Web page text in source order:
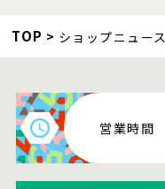
TOP ショップニュース
営業時間